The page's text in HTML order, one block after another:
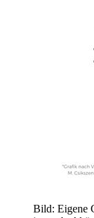
Bild: Eigene